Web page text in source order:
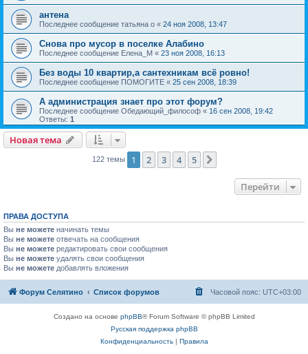
антена
Последнее сообщение татьяна о « 24 ноя 2008, 13:47
Снова про мусор в поселке Алабино
Последнее сообщение Елена_М « 23 ноя 2008, 16:13
Без воды 10 квартир,а сантехникам всё ровно!
Последнее сообщение ПОМОГИТЕ « 25 сен 2008, 18:39
А администрация знает про этот форум?
Последнее сообщение Обедающий_философ « 16 сен 2008, 19:42
Ответы: 1
Новая тема
122 темы 1 2 3 4 5
Перейти
ПРАВА ДОСТУПА
Вы не можете начинать темы
Вы не можете отвечать на сообщения
Вы не можете редактировать свои сообщения
Вы не можете удалять свои сообщения
Вы не можете добавлять вложения
Форум Селятино Список форумов Часовой пояс: UTC+03:00
Создано на основе phpBB® Forum Software © phpBB Limited
Русская поддержка phpBB
Конфиденциальность| Правила